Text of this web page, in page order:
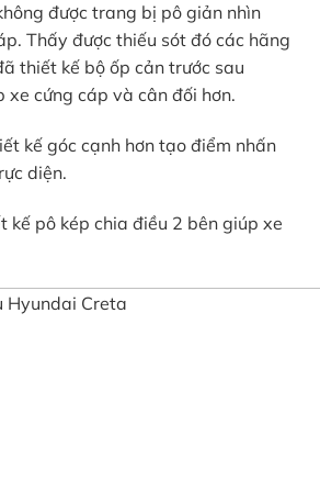
được trang bị pô giản nhìn
Thấy được thiếu sót đó các hãng
thiết kế bộ ốp cản trước sau
xe cứng cáp và cân đối hơn.
kế góc cạnh hơn tạo điểm nhấn
diện.
kế pô kép chia điều 2 bên giúp xe